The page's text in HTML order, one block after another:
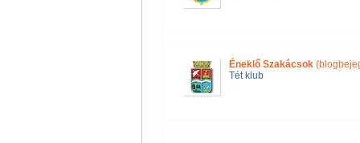
Éneklő Szakácsok
Tét klub